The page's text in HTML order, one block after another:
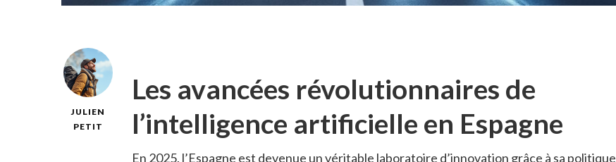
JULIEN
PETIT
Les avancées révolutionnaires de
l’intelligence artificielle en Espagne
En 2025, l’Espagne est devenue un véritable laboratoire d’innovation grâce à sa politique